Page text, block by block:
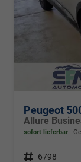
Peugeot
Allure
sofort lieferbar
Fahrzeugnr. 6798